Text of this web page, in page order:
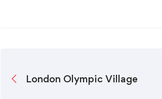
London Olympic Village